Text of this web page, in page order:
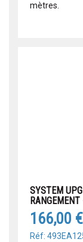
mètres.
SYSTEM
166,00 €
Réf: